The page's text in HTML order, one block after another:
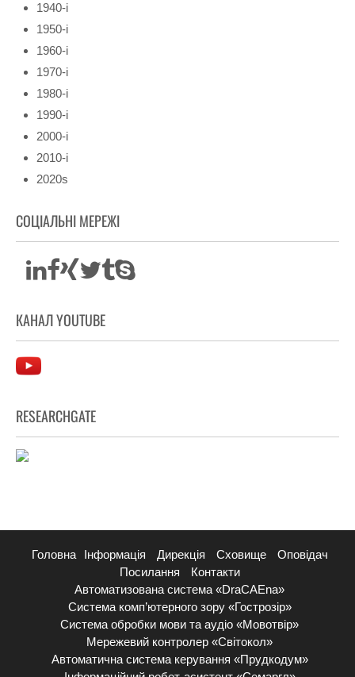
1940-і
1950-і
1960-і
1970-і
1980-і
1990-і
2000-і
2010-і
2020s
СОЦІАЛЬНІ МЕРЕЖІ
КАНАЛ YOUTUBE
RESEARCHGATE
Головна Інформація Дирекція Сховище
Оповідач
Посилання
Контакти
Автоматизована система «DraCAEna»
Система комп’ютерного зору «Гострозір»
Система обробки мови та аудіо «Мовотвір»
Мережевий контролер «Світокол»
Автоматична система керування «Прудкодум»